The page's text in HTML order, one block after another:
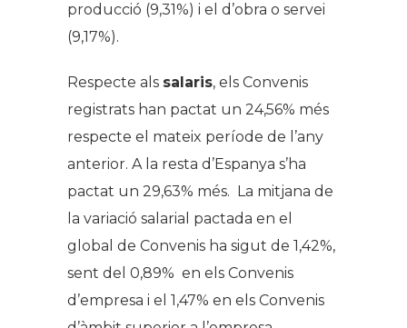
producció (9,31%) i el d’obra o servei
(9,17%).
Respecte als salaris, els Convenis
registrats han pactat un 24,56% més
respecte el mateix període de l’any
anterior. A la resta d’Espanya s’ha
pactat un 29,63% més. La mitjana de
la variació salarial pactada en el
global de Convenis ha sigut de 1,42%,
sent del 0,89% en els Convenis
d’empresa i el 1,47% en els Convenis